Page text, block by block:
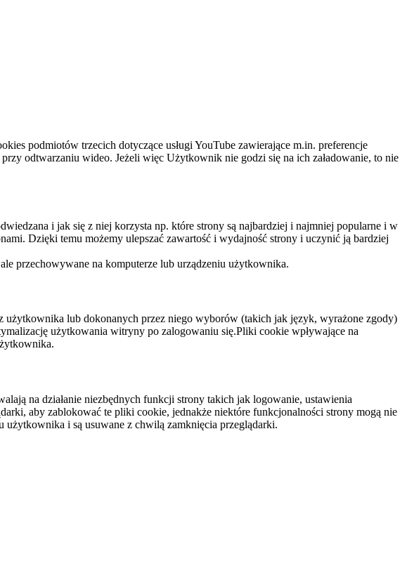
podmiotów trzecich dotyczące usługi YouTube zawierające m.in. preferencje
odtwarzaniu wideo. Jeżeli więc Użytkownik nie godzi się na ich załadowanie, to nie
i jak się z niej korzysta np. które strony są najbardziej i najmniej popularne i w
Dzięki temu możemy ulepszać zawartość i wydajność strony i uczynić ją bardziej
przechowywane na komputerze lub urządzeniu użytkownika.
lub dokonanych przez niego wyborów (takich jak język, wyrażone zgody)
użytkowania witryny po zalogowaniu się.Pliki cookie wpływające na
na działanie niezbędnych funkcji strony takich jak logowanie, ustawienia
aby zablokować te pliki cookie, jednakże niektóre funkcjonalności strony mogą nie
użytkownika i są usuwane z chwilą zamknięcia przeglądarki.